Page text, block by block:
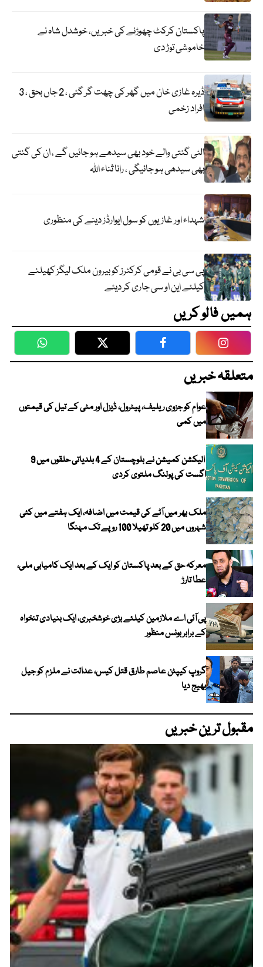
پاکستان کرکٹ چھوڑنے کی خبریں، خوشدل شاہ نے
خاموشی توڑ دی
ڈیرہ غازی خان میں گھر کی چھت گر گئی ، 2 جاں بحق ، 3
افراد زخمی
الٹی گنتی والے خود بھی سیدھے ہو جائیں گے ، ان کی گنتی
بھی سیدھی ہو جائیگی ، رانا ثناء اللہ
شہداء اور غازیوں کو سول ایوارڈز دینے کی منظوری
پی سی بی نے قومی کرکٹرز کو بیرون ملک لیگز کھیلنے
کیلئے این او سی جاری کر دیئے
ہمیں فالو کریں
WhatsApp Twitter Facebook
متعلقہ خبریں
عوام کو جزوی ریلیف، پیٹرول، ڈیزل اور مٹی کے تیل کی قیمتوں
میں کمی
الیکشن کمیشن نے بلوچستان کے 4 بلدیاتی حلقوں میں 9
اگست کی پولنگ ملتوی کردی
ملک بھر میں آٹے کی قیمت میں اضافہ، ایک ہفتے میں کئی
شہروں میں 20 کلو تھیلا 100 روپے تک مہنگا
معرکہ حق کے بعد پاکستان کو ایک کے بعد ایک کامیابی ملی،
عطا تارڑ
پی آئی اے ملازمین کیلئے بڑی خوشخبری، ایک بنیادی تنخواہ
کے برابر بونس منظور
گروپ کیپٹن عاصم طارق قتل کیس، عدالت نے ملزم کو جیل
بھیج دیا
مقبول ترین خبریں